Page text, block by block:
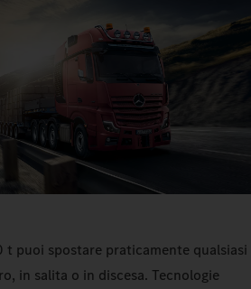
puoi spostare praticamente qualsiasi
in salita o in discesa. Tecnologie